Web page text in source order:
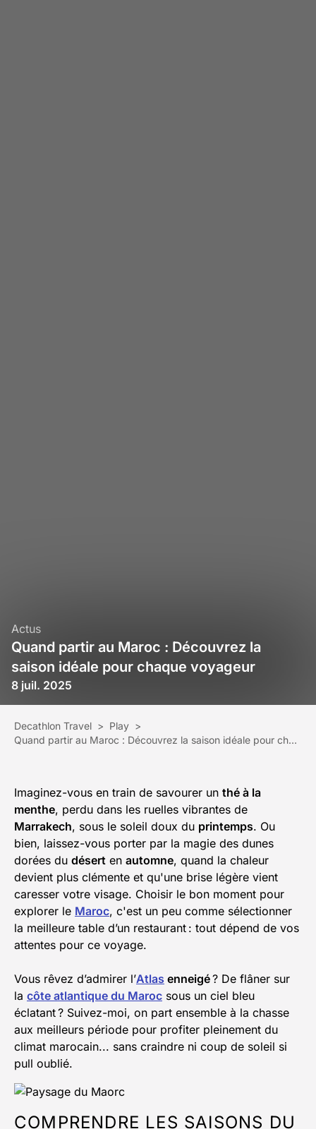
Actus
Quand partir au Maroc : Découvrez la
saison idéale pour chaque voyageur
8 juil. 2025
Decathlon Travel > Play >
Quand partir au Maroc : Découvrez la saison idéale pour chaque voyageur
Imaginez-vous en train de savourer un thé à la
menthe, perdu dans les ruelles vibrantes de
Marrakech, sous le soleil doux du printemps. Ou
bien, laissez-vous porter par la magie des dunes
dorées du désert en automne, quand la chaleur
devient plus clémente et qu'une brise légère vient
caresser votre visage. Choisir le bon moment pour
explorer le Maroc, c'est un peu comme sélectionner
la meilleure table d’un restaurant : tout dépend de vos
attentes pour ce voyage.
Vous rêvez d’admirer l’Atlas enneigé? De flâner sur
la côte atlantique du Maroc sous un ciel bleu
éclatant ? Suivez-moi, on part ensemble à la chasse
aux meilleurs période pour profiter pleinement du
climat marocain... sans craindre ni coup de soleil si
pull oublié.
COMPRENDRE LES SAISONS DU